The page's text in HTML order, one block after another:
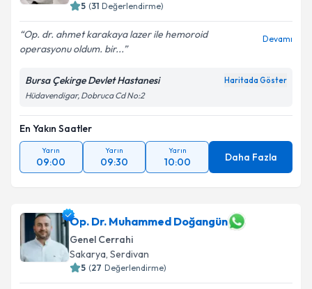
5 (31 Değerlendirme)
Op. dr. ahmet karakaya lazer ile hemoroid
operasyonu oldum. bir...
Devamı
Bursa Çekirge Devlet Hastanesi Haritada Göster
Hüdavendigar, Dobruca Cd No:2
En Yakın Saatler
Yarın
09:00
Yarın
09:30
Yarın
10:00 Daha Fazla
Op. Dr. Muhammed Doğangün
Genel Cerrahi
Sakarya, Serdivan
5 (27 Değerlendirme)